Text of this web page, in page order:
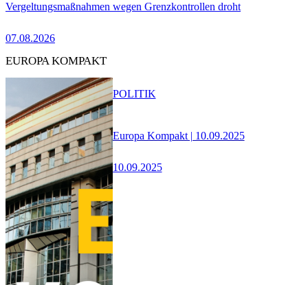
Vergeltungsmaßnahmen wegen Grenzkontrollen droht
07.08.2026
EUROPA KOMPAKT
Europa Kompakt | 10.09.2025
10.09.2025
POLITIK